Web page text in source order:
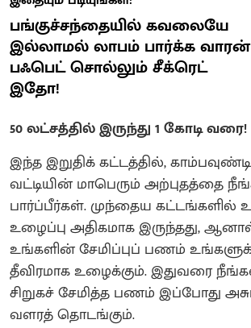
பங்குச்சந்தையில் கவலையே
இல்லாமல் லாபம் பார்க்க வாரன்
பஃபெட் சொல்லும் சீக்ரெட்
இதோ!
50 லட்சத்தில் இருந்து 1 கோடி வரை!
இந்த இறுதிக் கட்டத்தில்,
வட்டியின் மாபெரும் அற்புதத்தை
பார்ப்பீர்கள். முந்தைய கட்டங்களில்
உழைப்பு அதிகமாக இருந்தது,
உங்களின் சேமிப்புப் பணம்
தீவிரமாக உழைக்கும். இதுவரை
சிறுகச் சேமித்த பணம் இப்போது
வளரத் தொடங்கும்.